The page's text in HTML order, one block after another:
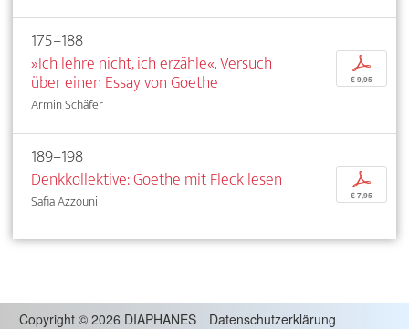
175–188
»Ich lehre nicht, ich erzähle«. Versuch
über einen Essay von Goethe
Armin Schäfer
p
€ 9,95
189–198
Denkkollektive: Goethe mit Fleck lesen
Safia Azzouni
p
€ 7,95
Copyright © 2026 DIAPHANES Datenschutzerklärung